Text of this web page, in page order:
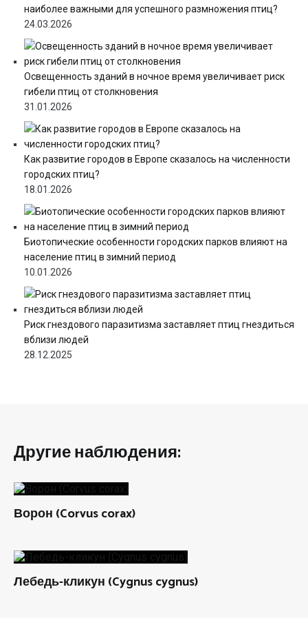
наиболее важными для успешного размножения птиц?
24.03.2026
Освещенность зданий в ночное время увеличивает риск
гибели птиц от столкновения
31.01.2026
Как развитие городов в Европе сказалось на численности
городских птиц?
18.01.2026
Биотопические особенности городских парков влияют на
население птиц в зимний период
10.01.2026
Риск гнездового паразитизма заставляет птиц гнездиться
вблизи людей
28.12.2025
Другие наблюдения:
Ворон (Corvus corax)
Лебедь-кликун (Cygnus cygnus)